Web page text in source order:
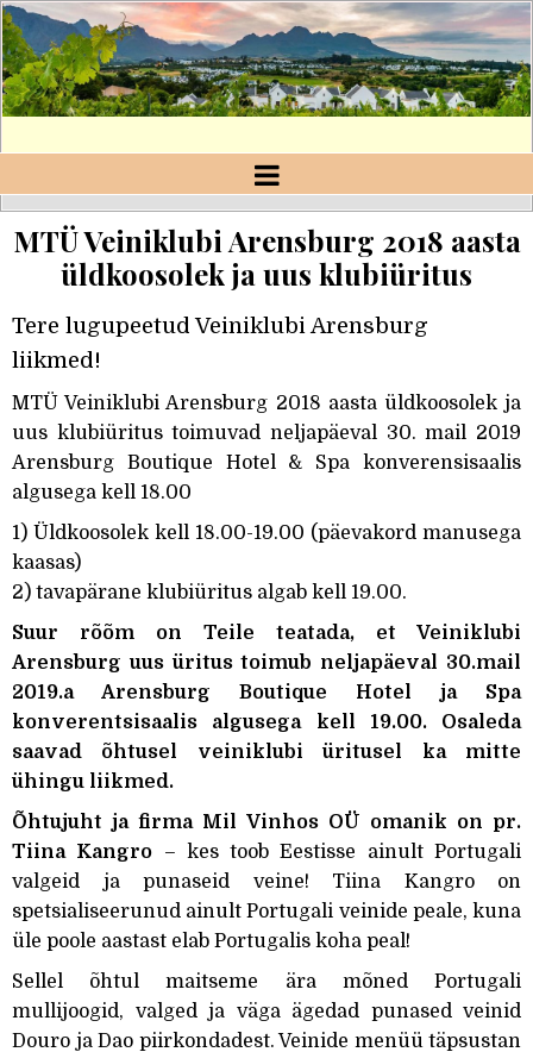
https://veiniklubiarensburg.ee
veiniklubi
MTÜ Veiniklubi Arensburg 2018 aasta
üldkoosolek ja uus klubiüritus
Tere lugupeetud Veiniklubi Arensburg
liikmed!
MTÜ Veiniklubi Arensburg 2018 aasta üldkoosolek ja
uus klubiüritus toimuvad neljapäeval 30. mail 2019
Arensburg Boutique Hotel & Spa konverensisaalis
algusega kell 18.00
1) Üldkoosolek kell 18.00-19.00 (päevakord manusega
kaasas)
2) tavapärane klubiüritus algab kell 19.00.
Suur rõõm on Teile teatada, et Veiniklubi
Arensburg uus üritus toimub neljapäeval 30.mail
2019.a Arensburg Boutique Hotel ja Spa
konverentsisaalis algusega kell 19.00. Osaleda
saavad õhtusel veiniklubi üritusel ka mitte
ühingu liikmed.
Õhtujuht ja firma Mil Vinhos OÜ omanik on pr.
Tiina Kangro – kes toob Eestisse ainult Portugali
valgeid ja punaseid veine! Tiina Kangro on
spetsialiseerunud ainult Portugali veinide peale, kuna
üle poole aastast elab Portugalis koha peal!
Sellel õhtul maitseme ära mõned Portugali
mullijoogid, valged ja väga ägedad punased veinid
Douro ja Dao piirkondadest. Veinide menüü täpsustan